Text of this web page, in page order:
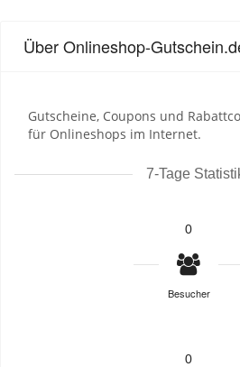
Über Onlineshop-
Gutscheine, Coupons und
für Onlineshops im Internet.
7-Tage
0
Besucher
0